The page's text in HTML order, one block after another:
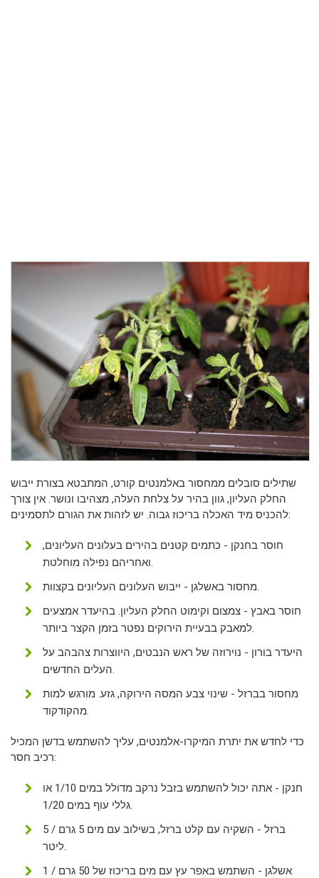
שתילים סובלים ממחסור באלמנטים קורט, המתבטא בצורת ייבוש
החלק העליון, גוון בהיר על צלחת העלה, מצהיבו ונושר. אין צורך
להכניס מיד האכלה בריכוז גבוה. יש לזהות את הגורם לתסמינים:
חוסר בחנקן - כתמים קטנים בהירים בעלונים העליונים,
ואחריהם נפילה מוחלטת.
מחסור באשלגן - ייבוש העלונים העליונים בקצוות.
חוסר באבץ - צמצום וקימוט החלק העליון. בהיעדר אמצעים
למאבק בבעיית הירוקים נפטר בזמן הקצר ביותר.
היעדר בורון - נוירוזה של ראש הנבטים, היווצרות צהבהב על
העלים החדשים.
מחסור בברזל - שינוי צבע המסה הירוקה, גזע. מורגש למות
מהקודקוד.
כדי לחדש את יתרת המיקרו-אלמנטים, עליך להשתמש בדשן המכיל
רכיב חסר:
חנקן - אתה יכול להשתמש בזבל נרקב מדולל במים 1/10 או
גללי עוף במים 1/20.
ברזל - השקיה עם קלט ברזל, בשילוב עם מים 5 גרם / 5
ליטר.
אשלגן - השתמש באפר עץ עם מים בריכוז של 50 גרם / 1